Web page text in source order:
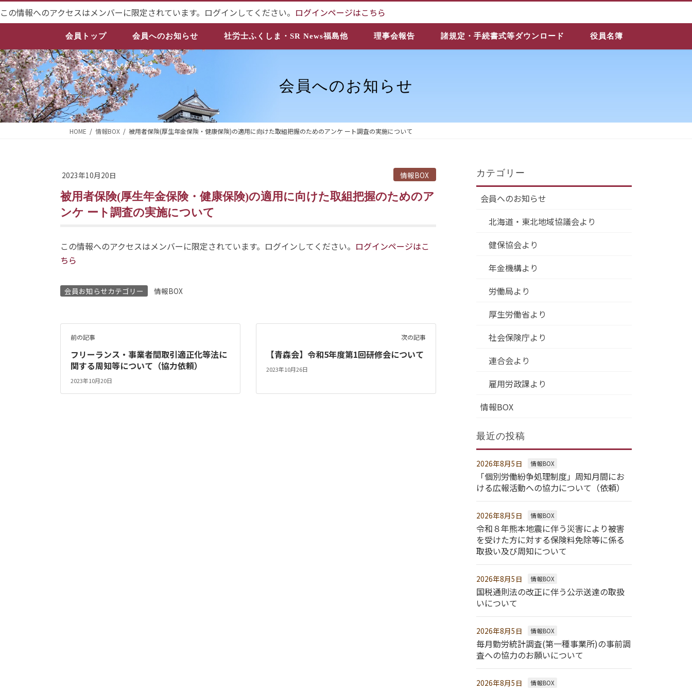
ン
ン
ツ
へ
ス
キ
ッ
ビ
ー
シ
ョ
ン
に
移
この情報へのアクセスはメンバーに限定されています。ログインしてください。 ログインページはこちら
会員トップ 会員へのお知らせ 社労士ふくしま・SR News福島他 理事会報告 諸規定・手続書式等ダウンロード 役員名簿
会員へのお知らせ
HOME 情報BOX 被用者保険(厚生年金保険・健康保険)の適用に向けた取組把握のためのアンケ ート調査の実施について
2023年10月20日 情報BOX
被用者保険(厚生年金保険・健康保険)の適用に向けた取組把握のためのア
ンケ ート調査の実施について
この情報へのアクセスはメンバーに限定されています。ログインしてください。 ログインページはこ
ちら
会員お知らせカテゴリー 情報BOX
前の記事
フリーランス・事業者間取引適正化等法に
関する周知等について（協力依頼）
2023年10月20日
次の記事
【青森会】令和5年度第1回研修会について
2023年10月26日
カテゴリー
会員へのお知らせ
北海道・東北地域協議会より
健保協会より
年金機構より
労働局より
厚生労働省より
社会保険庁より
連合会より
雇用労政課より
情報BOX
最近の投稿
2026年8月5日 情報BOX
「個別労働紛争処理制度」周知月間にお
ける広報活動への協力について（依頼）
2026年8月5日 情報BOX
令和８年熊本地震に伴う災害により被害
を受けた方に対する保険料免除等に係る
取扱い及び周知について
2026年8月5日 情報BOX
国税通則法の改正に伴う公示送達の取扱
いについて
2026年8月5日 情報BOX
毎月勤労統計調査(第一種事業所)の事前調
査への協力のお願いについて
2026年8月5日 情報BOX